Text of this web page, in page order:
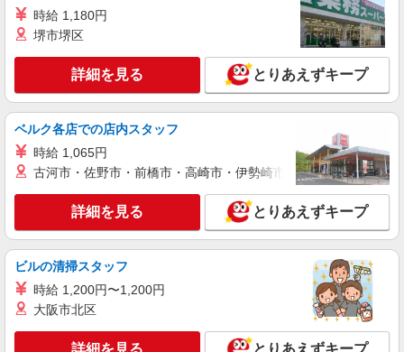
時給 1,180円
堺市堺区
詳細を見る とりあえずキープ
ベルク各店での店内スタッフ
時給 1,065円
古河市・佐野市・前橋市・高崎市・伊勢崎市・太田市・館林市
詳細を見る とりあえずキープ
ビルの清掃スタッフ
時給 1,200円〜1,200円
大阪市北区
詳細を見る とりあえずキープ